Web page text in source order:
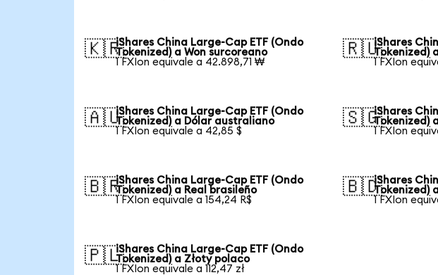
🇰🇷iShares China Large-Cap ETF (Ondo
Tokenized) a Won surcoreano
1 FXIon equivale a 42.898,71 ₩
🇷🇺iShares
Tokenized)
1 FXIon
🇦🇺iShares China Large-Cap ETF (Ondo
Tokenized) a Dólar australiano
1 FXIon equivale a 42,85 $
🇸🇬iShares
Tokenized)
1 FXIon
🇧🇷iShares China Large-Cap ETF (Ondo
Tokenized) a Real brasileño
1 FXIon equivale a 154,24 R$
🇧🇩iShares
Tokenized)
1 FXIon
🇵🇱iShares China Large-Cap ETF (Ondo
Tokenized) a Złoty polaco
1 FXIon equivale a 112,47 zł